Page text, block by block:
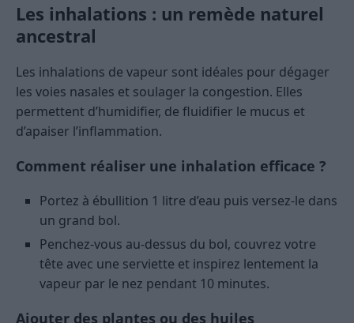
Les inhalations : un remède naturel
ancestral
Les inhalations de vapeur sont idéales pour dégager
les voies nasales et soulager la congestion. Elles
permettent d’humidifier, de fluidifier le mucus et
d’apaiser l’inflammation.
Comment réaliser une inhalation efficace ?
Portez à ébullition 1 litre d’eau puis versez-le dans
un grand bol.
Penchez-vous au-dessus du bol, couvrez votre
tête avec une serviette et inspirez lentement la
vapeur par le nez pendant 10 minutes.
Ajouter des plantes ou des huiles